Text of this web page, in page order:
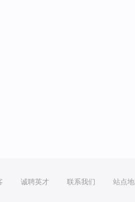
诚聘英才 联系我们 站点地